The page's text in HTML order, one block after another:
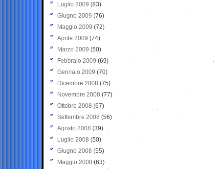
Luglio 2009 (83)
Giugno 2009 (76)
Maggio 2009 (72)
Aprile 2009 (74)
Marzo 2009 (50)
Febbraio 2009 (69)
Gennaio 2009 (70)
Dicembre 2008 (75)
Novembre 2008 (77)
Ottobre 2008 (67)
Settembre 2008 (56)
Agosto 2008 (39)
Luglio 2008 (50)
Giugno 2008 (55)
Maggio 2008(63)